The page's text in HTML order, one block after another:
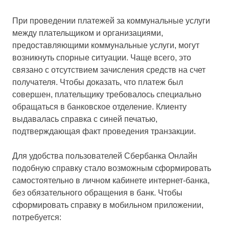
При проведении платежей за коммунальные услуги
между плательщиком и организациями,
предоставляющими коммунальные услуги, могут
возникнуть спорные ситуации. Чаще всего, это
связано с отсутствием зачисления средств на счет
получателя. Чтобы доказать, что платеж был
совершен, плательщику требовалось специально
обращаться в банковское отделение. Клиенту
выдавалась справка с синей печатью,
подтверждающая факт проведения транзакции.
Для удобства пользователей Сбербанка Онлайн
подобную справку стало возможным сформировать
самостоятельно в личном кабинете интернет-банка,
без обязательного обращения в банк. Чтобы
сформировать справку в мобильном приложении,
потребуется: